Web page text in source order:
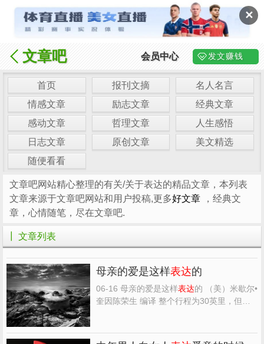
✕
文章吧 会员中心 发文赚钱
首页 报刊文摘
名人名言
情感文章
励志文章
经典文章
感动文章
哲理文章
人生感悟
日志文章
原创文章
美文精选
随便看看
文章吧网站精心整理的有关/关于表达的精品文章，本列表
文章来源于文章吧网站和用户投稿,更多好文章
，经典文
章，心情随笔，尽在文章吧.
┃ 文章列表
母亲的爱是这样表达的
06-16 母亲的爱是这样表达的 （美）米歇尔•
奎因陈荣生 编译 整个行程为30英里，但母